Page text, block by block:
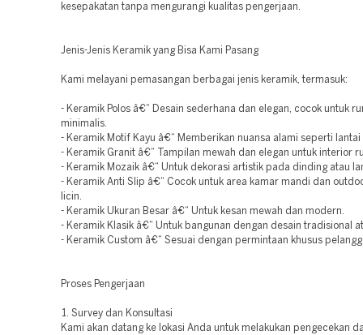
kesepakatan tanpa mengurangi kualitas pengerjaan.
Jenis-Jenis Keramik yang Bisa Kami Pasang
Kami melayani pemasangan berbagai jenis keramik, termasuk:
- Keramik Polos â€“ Desain sederhana dan elegan, cocok untuk
minimalis.
- Keramik Motif Kayu â€“ Memberikan nuansa alami seperti lantai
- Keramik Granit â€“ Tampilan mewah dan elegan untuk interior
- Keramik Mozaik â€“ Untuk dekorasi artistik pada dinding atau
- Keramik Anti Slip â€“ Cocok untuk area kamar mandi dan
licin.
- Keramik Ukuran Besar â€“ Untuk kesan mewah dan modern.
- Keramik Klasik â€“ Untuk bangunan dengan desain tradisional
- Keramik Custom â€“ Sesuai dengan permintaan khusus
Proses Pengerjaan
1. Survey dan Konsultasi
Kami akan datang ke lokasi Anda untuk melakukan pengecekan